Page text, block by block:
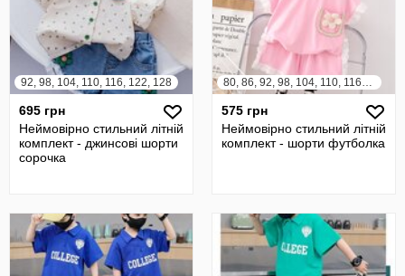
92, 98, 104, 110, 116, 122, 128
695 грн
Неймовірно стильний літній
комплект - джинсові шорти
сорочка
80, 86, 92, 98, 104, 110, 116, 122
575 грн
Неймовірно стильний літній
комплект - шорти футболка